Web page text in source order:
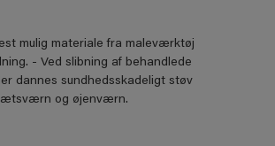
mulig materiale fra maleværktøj
- Ved slibning af behandlede
dannes sundhedsskadeligt støv
og øjenværn.